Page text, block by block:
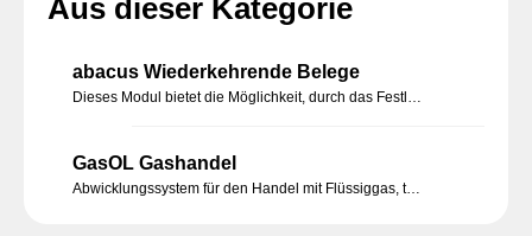
Aus dieser Kategorie
abacus Wiederkehrende Belege
Dieses Modul bietet die Möglichkeit, durch das Festlegen von Zeitintervallen in der Belegbearbeitung, das Erzeugen dieser Belege manuell oder automatisiert ablaufen zu lassen. Sie müssen nur einmalig die Informationen und das Intervall bestimmen.
GasOL Gashandel
Abwicklungssystem für den Handel mit Flüssiggas, technischen und medizinischen Gasen, Kohlensäure, sonstigen Spezialgasen.